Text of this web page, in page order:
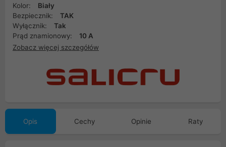
Kolor:
Biały
Bezpiecznik:
TAK
Wyłącznik:
Tak
Prąd znamionowy:
10 A
Zobacz więcej szczegółów
Opis Cechy Opinie Raty